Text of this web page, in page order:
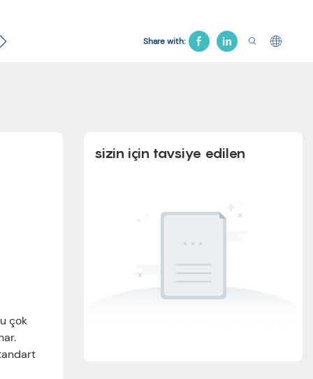
Hastane Koltuğu Çekiş Yatağı
Share with:
çok
sizin için tavsiye edilen